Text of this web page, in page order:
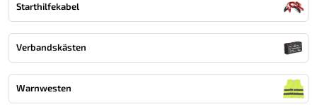
Starthilfekabel
Verbandskästen
Warnwesten